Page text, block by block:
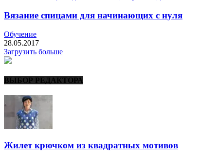
Вязание спицами для начинающих с нуля
Обучение
28.05.2017
Загрузить больше
ВЫБОР РЕДАКТОРА
Жилет крючком из квадратных мотивов